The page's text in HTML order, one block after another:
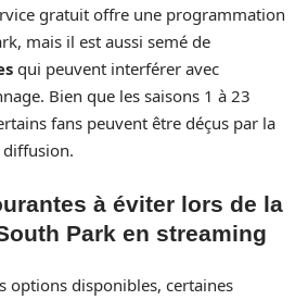
gratuit offre une programmation
mais il est aussi semé de
qui peuvent interférer avec
Bien que les saisons 1 à 23
fans peuvent être déçus par la
à éviter lors de la
Park en streaming
options disponibles, certaines